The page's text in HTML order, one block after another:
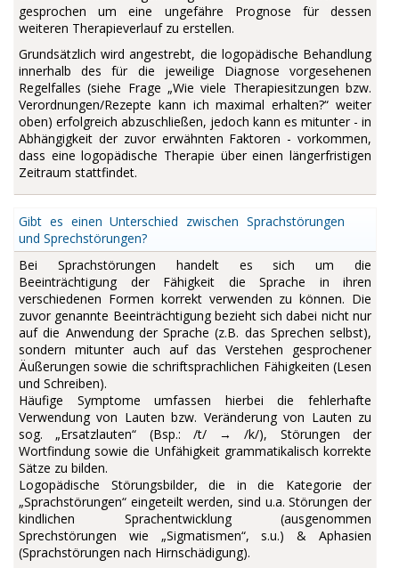
gesprochen um eine ungefähre Prognose für dessen
weiteren Therapieverlauf zu erstellen.
Grundsätzlich wird angestrebt, die logopädische Behandlung
innerhalb des für die jeweilige Diagnose vorgesehenen
Regelfalles (siehe Frage „Wie viele Therapiesitzungen bzw.
Verordnungen/Rezepte kann ich maximal erhalten?“ weiter
oben) erfolgreich abzuschließen, jedoch kann es mitunter - in
Abhängigkeit der zuvor erwähnten Faktoren - vorkommen,
dass eine logopädische Therapie über einen längerfristigen
Zeitraum stattfindet.
Gibt es einen Unterschied zwischen Sprachstörungen
und Sprechstörungen?
Bei Sprachstörungen handelt es sich um die
Beeinträchtigung der Fähigkeit die Sprache in ihren
verschiedenen Formen korrekt verwenden zu können. Die
zuvor genannte Beeinträchtigung bezieht sich dabei nicht nur
auf die Anwendung der Sprache (z.B. das Sprechen selbst),
sondern mitunter auch auf das Verstehen gesprochener
Äußerungen sowie die schriftsprachlichen Fähigkeiten (Lesen
und Schreiben).
Häufige Symptome umfassen hierbei die fehlerhafte
Verwendung von Lauten bzw. Veränderung von Lauten zu
sog. „Ersatzlauten“ (Bsp.: /t/ → /k/), Störungen der
Wortfindung sowie die Unfähigkeit grammatikalisch korrekte
Sätze zu bilden.
Logopädische Störungsbilder, die in die Kategorie der
„Sprachstörungen“ eingeteilt werden, sind u.a. Störungen der
kindlichen Sprachentwicklung (ausgenommen
Sprechstörungen wie „Sigmatismen“, s.u.) & Aphasien
(Sprachstörungen nach Hirnschädigung).